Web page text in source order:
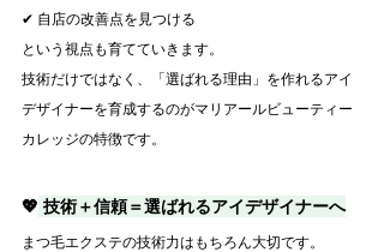
✔ 自店の改善点を見つける
という視点も育てていきます。
技術だけではなく、「選ばれる理由」を作れるアイ
デザイナーを育成するのがマリアールビューティー
カレッジの特徴です。
💖 技術＋信頼＝選ばれるアイデザイナーへ
まつ毛エクステの技術力はもちろん大切です。